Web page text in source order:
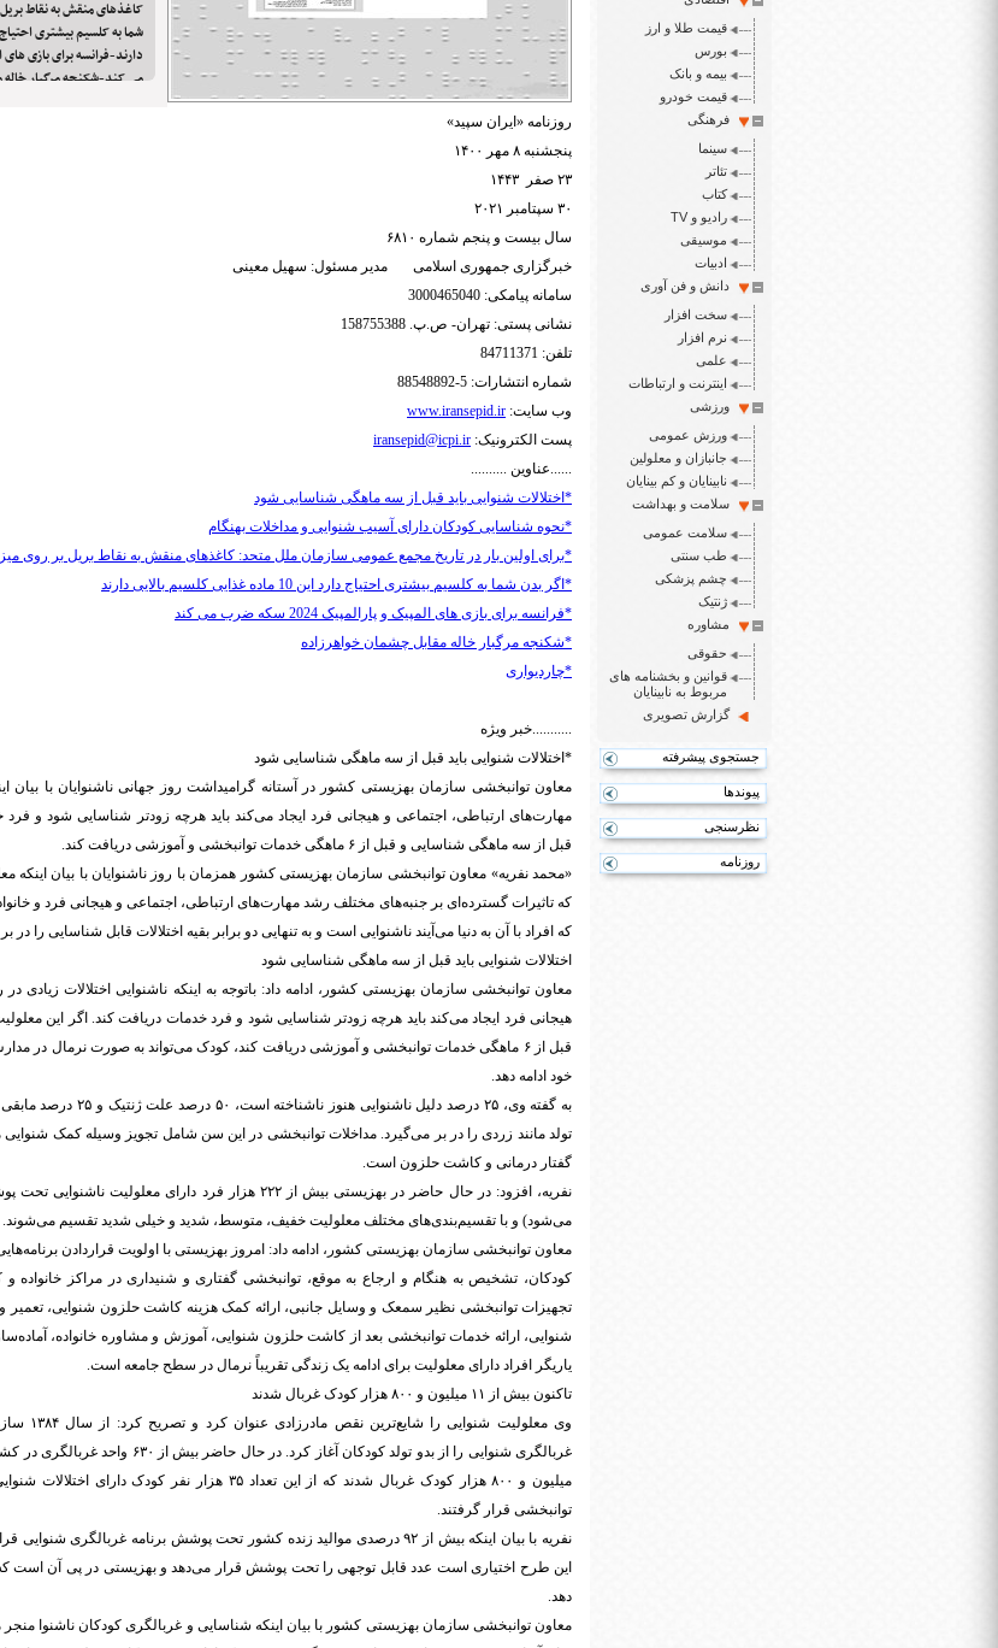
قیمت طلا و ارز
بورس
بیمه و بانک
قیمت خودرو
فرهنگی
سینما
تئاتر
کتاب
رادیو و TV
موسیقی
ادبیات
دانش و فن آوری
سخت افزار
نرم افزار
علمی
اینترنت و ارتباطات
ورزشی
ورزش عمومی
جانبازان و معلولین
نابینایان و کم بینایان
سلامت و بهداشت
سلامت عمومی
طب سنتی
چشم پزشکی
ژنتیک
مشاوره
حقوقی
قوانین و بخشنامه های
مربوط به نابینایان
گزارش تصویری
جستجوی پیشرفته
پیوندها
نظرسنجی
روزنامه
کاغذ‌های منقش به نقاط
می کند-شکنجه مرگبار خاله
روزنامه «ایران سپید»
پنجشنبه ۸ مهر ۱۴۰۰
۲۳ صفر ۱۴۴۳
۳۰ سپتامبر ۲۰۲۱
سال بیست و پنجم شماره ۶۸۱۰
خبرگزاری جمهوری اسلامی مدیر مسئول: سهیل معینی
سامانه پیامکی: 3000465040
نشانی پستی: تهران- ص.پ. 158755388
تلفن: 84711371
شماره انتشارات: 5-88548892
وب سایت: www.iransepid.ir
پست الکترونیک: iransepid@icpi.ir
......عناوین ..........
*اختلالات شنوایی باید قبل از سه ماهگی شناسایی شود
*نحوه شناسایی کودکان دارای آسیب شنوایی و مداخلات بهنگام
*برای اولین بار در تاریخ مجمع عمومی سازمان ملل متحد: کاغذ‌های منقش به نقاط بریل بر روی میز
*اگر بدن شما به کلسیم بیشتری احتیاج دارد این 10 ماده غذایی کلسیم بالایی دارند
*فرانسه برای بازی های المپیک و پارالمپیک 2024 سکه ضرب می کند
*شکنجه مرگبار خاله مقابل چشمان خواهرزاده
*چاردیواری
...........خبر ویژه
*اختلالات شنوایی باید قبل از سه ماهگی شناسایی شود
معاون توانبخشی سازمان بهزیستی کشور در آستانه گرامیداشت روز جهانی ناشنوایان با بیان
مهارت‌های ارتباطی، اجتماعی و هیجانی فرد ایجاد می‌کند باید هرچه زودتر شناسایی شود و فرد
قبل از سه ماهگی شناسایی و قبل از ۶ ماهگی خدمات توانبخشی و آموزشی دریافت کند.
«محمد نفریه» معاون توانبخشی سازمان بهزیستی کشور همزمان با روز ناشنوایان با بیان اینکه
که تاثیرات گسترده‌ای بر جنبه‌های مختلف رشد مهارت‌های ارتباطی، اجتماعی و هیجانی فرد و
که افراد با آن به دنیا می‌آیند ناشنوایی است و به تنهایی دو برابر بقیه اختلالات قابل شناسایی را در
اختلالات شنوایی باید قبل از سه ماهگی شناسایی شود
معاون توانبخشی سازمان بهزیستی کشور، ادامه داد: باتوجه به اینکه ناشنوایی اختلالات زیادی
هیجانی فرد ایجاد می‌کند باید هرچه زودتر شناسایی شود و فرد خدمات دریافت کند. اگر این
قبل از ۶ ماهگی خدمات توانبخشی و آموزشی دریافت کند، کودک می‌تواند به صورت نرمال در
خود ادامه دهد.
به گفته وی، ۲۵ درصد دلیل
تولد مانند زردی را در بر می‌گیرد. مداخلات توانبخشی در این سن شامل تجویز وسیله کمک
گفتار درمانی و کاشت حلزون است.
می‌شود) و با تقسیم‌بندی‌های مختلف معلولیت خفیف، متوسط، شدید و خیلی شدید تقسیم می‌شوند.
معاون توانبخشی سازمان بهزیستی کشور، ادامه داد: امروز بهزیستی با اولویت قراردادن
کودکان، تشخیص به هنگام و ارجاع به موقع، توانبخشی گفتاری و شنیداری در مراکز خانواده و
تجهیزات توانبخشی نظیر سمعک و وسایل جانبی، ارائه کمک هزینه کاشت حلزون شنوایی،
شنوایی، ارائه خدمات توانبخشی بعد از کاشت حلزون شنوایی، آموزش و مشاوره خانواده،
یاریگر افراد دارای معلولیت برای ادامه‌ یک زندگی تقریباً نرمال در سطح جامعه است.
تاکنون بیش از ۱۱ میلیون و ۸۰۰ هزار کودک غربال شدند
وی
میلیون و ۸۰۰ هزار کودک غربال شدند که از این تعداد ۳۵ هزار
توانبخشی قرار گرفتند.
نفریه با بیان اینکه بیش از ۹۲ درصدی موالید زنده کشور تحت پوشش برنامه غربالگری
این طرح اختیاری است عدد قابل توجهی را تحت پوشش قرار می‌دهد و بهزیستی در پی آن است که
دهد.
معاون توانبخشی سازمان بهزیستی کشور با بیان اینکه شناسایی و غربالگری کودکان ناشنوا